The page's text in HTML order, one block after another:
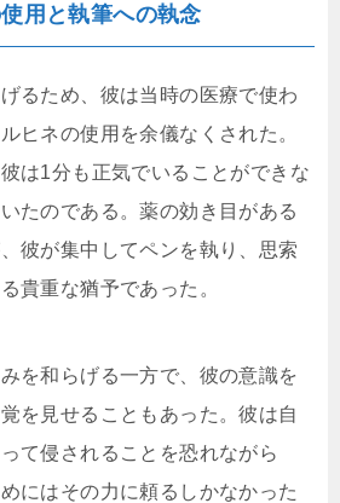
用と執筆への執念
るため、彼は当時の医療で使わ
ヒネの使用を余儀なくされた。
は1分も正気でいることができな
たのである。薬の効き目がある
彼が集中してペンを執り、思索
貴重な猶予であった。
を和らげる一方で、彼の意識を
を見せることもあった。彼は自
て侵されることを恐れながら
にはその力に頼るしかなかった